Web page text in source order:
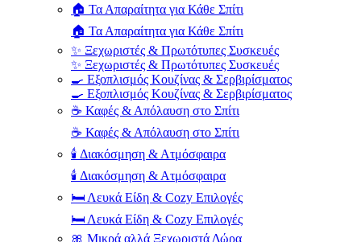
🏠 Τα Απαραίτητα για Κάθε Σπίτι
🏠 Τα Απαραίτητα για Κάθε Σπίτι
✨ Ξεχωριστές & Πρωτότυπες Συσκευές
✨ Ξεχωριστές & Πρωτότυπες Συσκευές
🍳 Εξοπλισμός Κουζίνας & Σερβιρίσματος
🍳 Εξοπλισμός Κουζίνας & Σερβιρίσματος
☕ Καφές & Απόλαυση στο Σπίτι
☕ Καφές & Απόλαυση στο Σπίτι
🕯️ Διακόσμηση & Ατμόσφαιρα
🕯️ Διακόσμηση & Ατμόσφαιρα
🛏️ Λευκά Είδη & Cozy Επιλογές
🛏️ Λευκά Είδη & Cozy Επιλογές
🎀 Μικρά αλλά Ξεχωριστά Δώρα